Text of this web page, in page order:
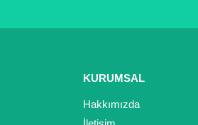
KURUMSAL
Hakkımızda